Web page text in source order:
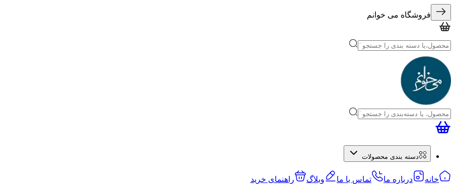
فروشگاه می خوانم
دسته بندی محصولات
خانه درباره ما تماس با ما وبلاگ راهنمای خرید